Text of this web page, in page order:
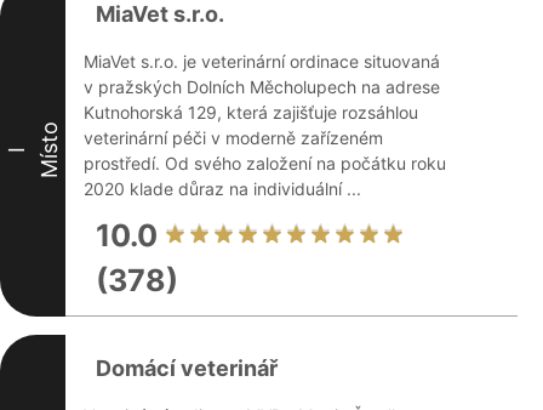
I Místo
MiaVet s.r.o.
MiaVet s.r.o. je veterinární ordinace situovaná
v pražských Dolních Měcholupech na adrese
Kutnohorská 129, která zajišťuje rozsáhlou
veterinární péči v moderně zařízeném
prostředí. Od svého založení na počátku roku
2020 klade důraz na individuální ...
10.0
(378)
Domácí veterinář